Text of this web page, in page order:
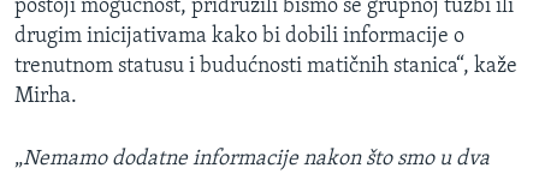
postoji mogućnost, pridružili bismo se grupnoj tužbi ili
drugim inicijativama kako bi dobili informacije o
trenutnom statusu i budućnosti matičnih stanica“, kaže
Mirha.
„Nemamo dodatne informacije nakon što smo u dva